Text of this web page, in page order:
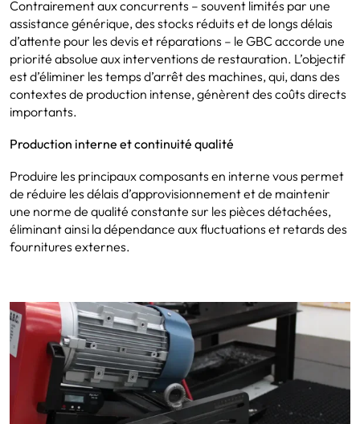
Contrairement aux concurrents – souvent limités par une
assistance générique, des stocks réduits et de longs délais
d’attente pour les devis et réparations – le GBC accorde une
priorité absolue aux interventions de restauration. L’objectif
est d’éliminer les temps d’arrêt des machines, qui, dans des
contextes de production intense, génèrent des coûts directs
importants.
Production interne et continuité qualité
Produire les principaux composants en interne vous permet
de réduire les délais d’approvisionnement et de maintenir
une norme de qualité constante sur les pièces détachées,
éliminant ainsi la dépendance aux fluctuations et retards des
fournitures externes.